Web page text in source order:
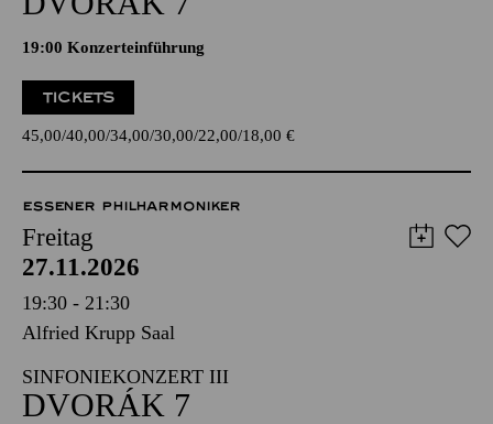
19:00 Konzerteinführung
TICKETS
45,00 40,00 34,00 30,00 22,00 18,00 €
ESSENER PHILHARMONIKER
Freitag
27.11.2026
19:30 - 21:30
Alfried Krupp Saal
SINFONIEKONZERT III
DVORÁK 7